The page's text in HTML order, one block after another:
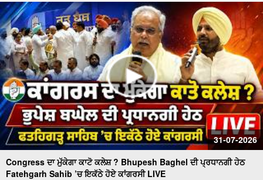
31-07-2026
Congress ਦਾ ਮੁੱਕੇਗਾ ਕਾਟੋ ਕਲੇਸ਼ ? Bhupesh Baghel ਦੀ ਪ੍ਰਧਾਨਗੀ ਹੇਠ
Fatehgarh Sahib ’ਚ ਇਕੱਠੇ ਹੋਏ ਕਾਂਗਰਸੀ LIVE